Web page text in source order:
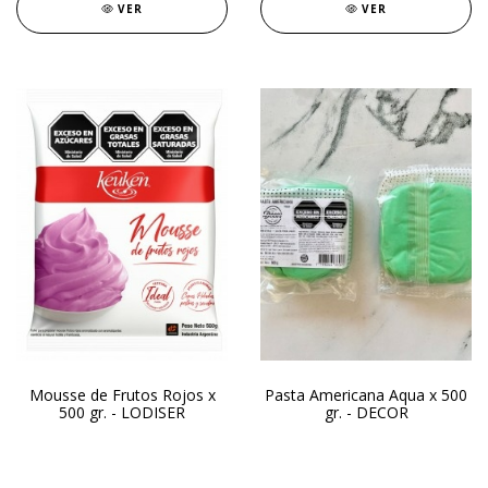
VER VER
Mousse de Frutos Rojos x
500 gr. - LODISER
Pasta Americana Aqua x 500
gr. - DECOR